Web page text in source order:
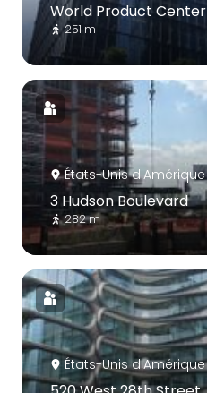
World Product Center
251 m
États-Unis d'Amérique
3 Hudson Boulevard
282 m
États-Unis d'Amérique